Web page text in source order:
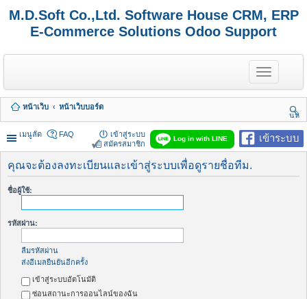
M.D.Soft Co.,Ltd. Software House CRM, ERP
E-Commerce Solutions Odoo Support
T
o
g
e
n
a
v
g
หน้าเว็บ
หน้าเว็บบอร์ด
นห
า
เมนูลัด
เข้าระบบ
Log in with LINE
FAQ
เข้าสู่ระบบ
สมัครสมาชิก
คุณจะต้องลงทะเบียนและเข้าสู่ระบบเพื่อดูรายชื่อทีม.
ชื่อผู้ใช้:
รหัสผ่าน:
ลืมรหัสผ่าน
ส่งอีเมลยืนยันอีกครั้ง
เข้าสู่ระบบอัตโนมัติ
ซ่อนสถานะการออนไลน์ของฉัน